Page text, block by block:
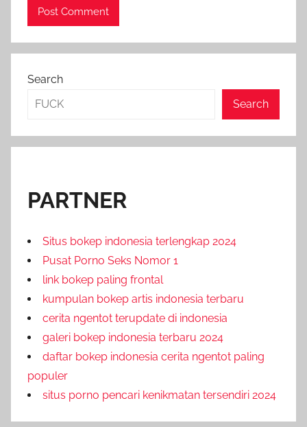
Search
Search
PARTNER
Situs bokep indonesia terlengkap 2024
Pusat Porno Seks Nomor 1
link bokep paling frontal
kumpulan bokep artis indonesia terbaru
cerita ngentot terupdate di indonesia
galeri bokep indonesia terbaru 2024
daftar bokep indonesia cerita ngentot paling
populer
situs porno pencari kenikmatan tersendiri 2024